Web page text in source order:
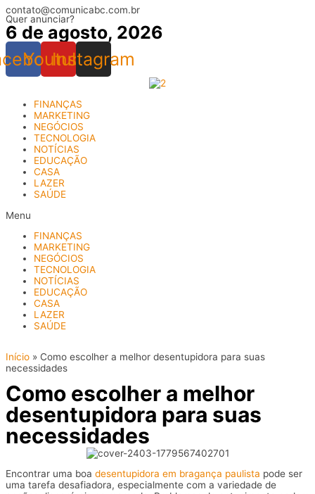
Ir
para
o
conteúdo
contato@comunicabc.com.br
Quer anunciar?
6 de agosto, 2026
Youtube
Instagram
FINANÇAS
MARKETING
NEGÓCIOS
TECNOLOGIA
NOTÍCIAS
EDUCAÇÃO
CASA
LAZER
SAÚDE
Menu
FINANÇAS
MARKETING
NEGÓCIOS
TECNOLOGIA
NOTÍCIAS
EDUCAÇÃO
CASA
LAZER
SAÚDE
Início » Como escolher a melhor desentupidora para suas
necessidades
Como escolher a melhor
desentupidora para suas
necessidades
Encontrar uma boa desentupidora em bragança paulista pode ser
uma tarefa desafiadora, especialmente com a variedade de